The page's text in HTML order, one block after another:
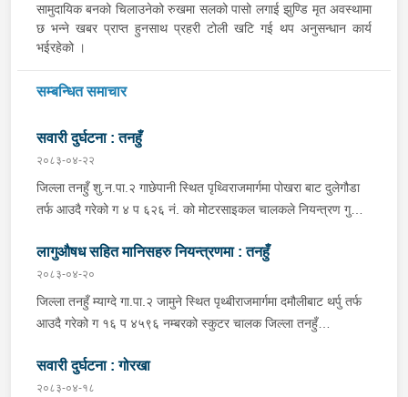
सामुदायिक बनको चिलाउनेको रुखमा सलको पासो लगाई झुण्डि मृत अवस्थामा
छ भन्ने खबर प्राप्त हुनसाथ प्रहरी टोली खटि गई थप अनुसन्धान कार्य
भईरहेको ।
सम्बन्धित समाचार
सवारी दुर्घटना : तनहुँ
२०८३-०४-२२
जिल्ला तनहुँ शु.न.पा.२ गाछेपानी स्थित पृथ्विराजमार्गमा पोखरा बाट दुलेगौडा
तर्फ आउदै गरेको ग ४ प ६२६ नं. को मोटरसाइकल चालकले नियन्त्रण गुमाइ
जिल्ला कास्की पो.म.न.पा.३३ बस्ने बर्ष ३९ को मन बहादुर पुन घाइते भइ
उपचारको लागी तनहुँ सेवा हस्पिटल दुलेगौडा ल्याईएकोमा प्राम्भिक उपचार
पश्चात थप उपचारको लागी ०७:५५ बजे पोखरा रिफर भएको ।
लागुऔषध सहित मानिसहरु नियन्त्रणमा : तनहुँ
२०८३-०४-२०
जिल्ला तनहुँ म्याग्दे गा.पा.२ जामुने स्थित पृथ्बीराजमार्गमा दमौलीबाट थर्पु तर्फ
आउदै गरेको ग १६ प ४५९६ नम्बरको स्कुटर चालक जिल्ला तनहुँ
ऐ.५ बस्ने बर्ष ३४ को नरजंग राना स्कुटर रोकी सर्भिस लेनमा बसीरहेको
अबस्थामा थर्पुबाट खटिएको प्रहरी टोलिले शंकास्पद लागि चेकजाँच गर्ने
सवारी दुर्घटना : गोरखा
२०८३-०४-१८